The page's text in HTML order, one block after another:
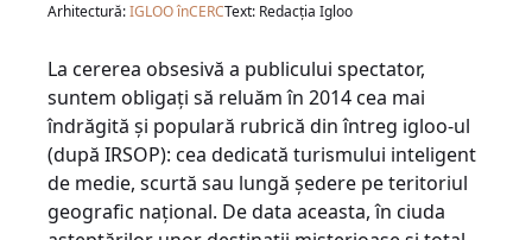
Arhitectură:IGLOO înCERCText: Redacția Igloo
La cererea obsesivă a publicului spectator,
suntem obligaţi să reluăm în 2014 cea mai
îndrăgită şi populară rubrică din întreg igloo-ul
(după IRSOP): cea dedicată turismului inteligent
de medie, scurtă sau lungă şedere pe teritoriul
geografic naţional. De data aceasta, în ciuda